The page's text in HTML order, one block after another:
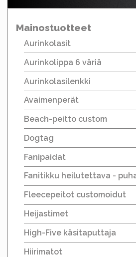
Mainostuotteet
Aurinkolasit
Aurinkolippa 6 väriä
Aurinkolasilenkki
Avaimenperät
Beach-peitto custom
Dogtag
Fanipaidat
Fanitikku heilutettava -
Fleecepeitot customoidut
Heijastimet
High-Five käsitaputtaja
Hiirimatot